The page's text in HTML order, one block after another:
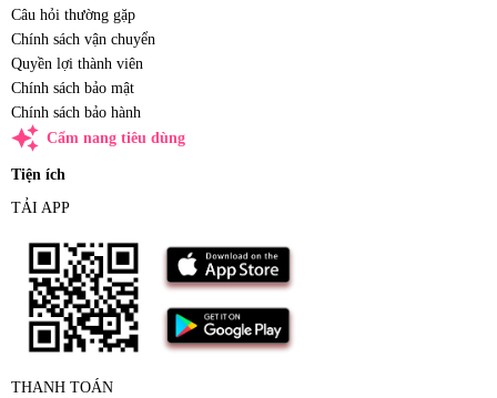
Câu hỏi thường gặp
Chính sách vận chuyển
Quyền lợi thành viên
Chính sách bảo mật
Chính sách bảo hành
auto_awesome Cẩm nang tiêu dùng
Tiện ích
TẢI APP
THANH TOÁN